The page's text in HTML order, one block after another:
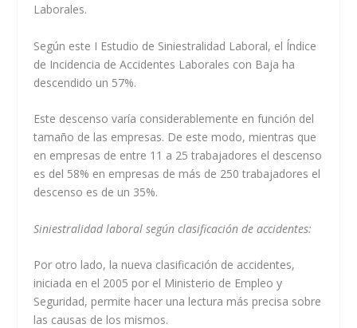
Laborales.
Según este I Estudio de Siniestralidad Laboral, el Índice
de Incidencia de Accidentes Laborales con Baja ha
descendido un 57%.
Este descenso varía considerablemente en función del
tamaño de las empresas. De este modo, mientras que
en empresas de entre 11 a 25 trabajadores el descenso
es del 58% en empresas de más de 250 trabajadores el
descenso es de un 35%.
Siniestralidad laboral según clasificación de accidentes:
Por otro lado, la nueva clasificación de accidentes,
iniciada en el 2005 por el Ministerio de Empleo y
Seguridad, permite hacer una lectura más precisa sobre
las causas de los mismos.